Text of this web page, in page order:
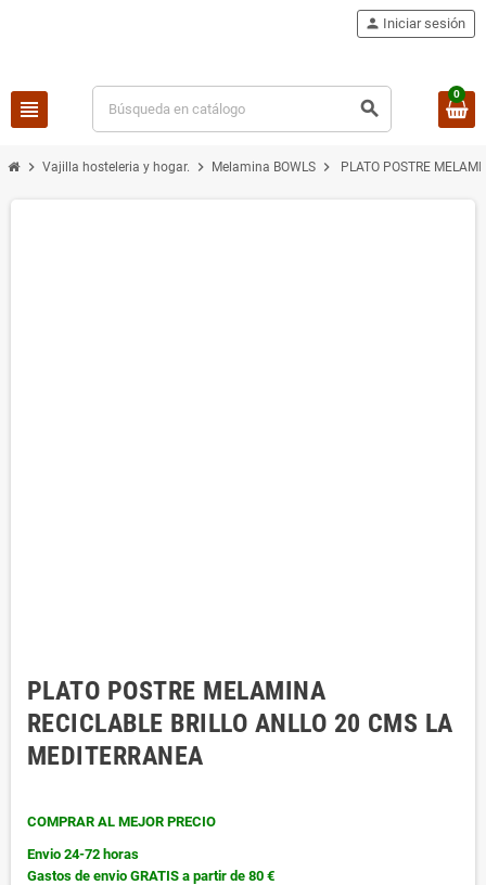
view_headline search
person Iniciar sesión
0
chevron_right Vajilla hosteleria y hogar. chevron_right Melamina BOWLS chevron_right PLATO POSTRE
PLATO POSTRE MELAMINA
RECICLABLE BRILLO ANLLO 20 CMS LA
MEDITERRANEA
COMPRAR AL MEJOR PRECIO
Envio 24-72 horas
Gastos de envio GRATIS a partir de 80 €